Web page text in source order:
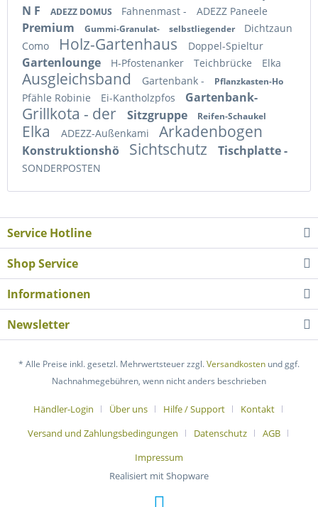
N F
ADEZZ DOMUS Fahnenmast - ADEZZ Paneele
Premium Gummi-Granulat- selbstliegender
Dichtzaun
Como
Holz-Gartenhaus Doppel-Spieltur
Gartenlounge H-Pfostenanker Teichbrücke Elka
Ausgleichsband Gartenbank - Pflanzkasten-Ho
Pfähle Robinie Ei-Kantholzpfos Gartenbank-
Grillkota - der Sitzgruppe Reifen-Schaukel
Elka ADEZZ-Außenkami Arkadenbogen
Konstruktionshö Sichtschutz Tischplatte -
SONDERPOSTEN
Service Hotline
Shop Service
Informationen
Newsletter
* Alle Preise inkl. gesetzl. Mehrwertsteuer zzgl.Versandkosten und ggf.
Nachnahmegebühren, wenn nicht anders beschrieben
Händler-Login Über uns Hilfe / Support
Kontakt
Versand und Zahlungsbedingungen
Datenschutz
AGB
Impressum
Realisiert mit Shopware